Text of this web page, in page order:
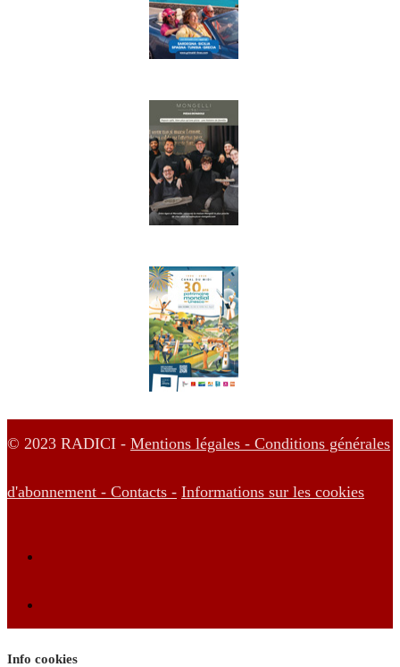
© 2023 RADICI - Mentions légales - Conditions générales
d'abonnement - Contacts - Informations sur les cookies
Info cookies